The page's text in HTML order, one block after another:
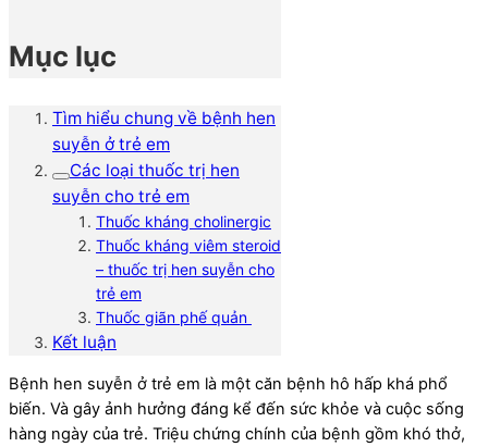
Mục lục
Tìm hiểu chung về bệnh hen
suyễn ở trẻ em
Các loại thuốc trị hen
suyễn cho trẻ em
Thuốc kháng cholinergic
Thuốc kháng viêm steroid
– thuốc trị hen suyễn cho
trẻ em
Thuốc giãn phế quản
Kết luận
Bệnh hen suyễn ở trẻ em là một căn bệnh hô hấp khá phổ
biến. Và gây ảnh hưởng đáng kể đến sức khỏe và cuộc sống
hàng ngày của trẻ. Triệu chứng chính của bệnh gồm khó thở,